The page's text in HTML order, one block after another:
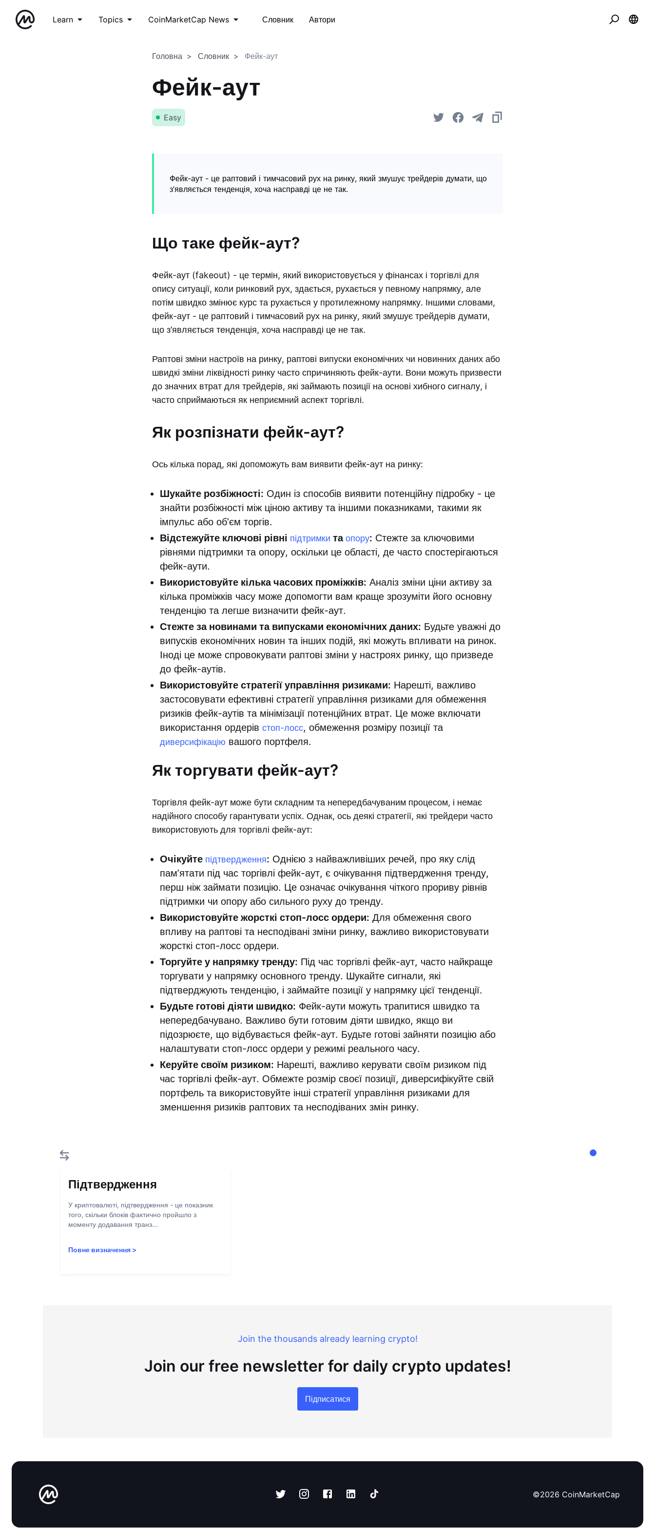
Learn Topics CoinMarketCap News Словник Автори
Головна Словник Фейк-аут
Фейк-аут
Easy
Фейк-аут - це раптовий і тимчасовий рух на ринку, який змушує трейдерів думати, що
з’являється тенденція, хоча насправді це не так.
Що таке фейк-аут?
Фейк-аут (fakeout) - це термін, який використовується у фінансах і торгівлі для
опису ситуації, коли ринковий рух, здається, рухається у певному напрямку, але
потім швидко змінює курс та рухається у протилежному напрямку. Іншими словами,
фейк-аут - це раптовий і тимчасовий рух на ринку, який змушує трейдерів думати,
що з’являється тенденція, хоча насправді це не так.
Раптові зміни настроїв на ринку, раптові випуски економічних чи новинних даних або
швидкі зміни ліквідності ринку часто спричиняють фейк-аути. Вони можуть призвести
до значних втрат для трейдерів, які займають позиції на основі хибного сигналу, і
часто сприймаються як неприємний аспект торгівлі.
Як розпізнати фейк-аут?
Ось кілька порад, які допоможуть вам виявити фейк-аут на ринку:
Шукайте розбіжності: Один із способів виявити потенційну підробку - це
знайти розбіжності між ціною активу та іншими показниками, такими як
імпульс або обʼєм торгів.
Відстежуйте ключові рівні підтримки таопору: Стежте за ключовими
рівнями підтримки та опору, оскільки це області, де часто спостерігаються
фейк-аути.
Використовуйте кілька часових проміжків: Аналіз зміни ціни активу за
кілька проміжків часу може допомогти вам краще зрозуміти його основну
тенденцію та легше визначити фейк-аут.
Стежте за новинами та випусками економічних даних: Будьте уважні до
випусків економічних новин та інших подій, які можуть впливати на ринок.
Іноді це може спровокувати раптові зміни у настроях ринку, що призведе
до фейк-аутів.
Використовуйте стратегії управління ризиками: Нарешті, важливо
застосовувати ефективні стратегії управління ризиками для обмеження
ризиків фейк-аутів та мінімізації потенційних втрат. Це може включати
використання ордерів стоп-лосс, обмеження розміру позиції та
диверсифікацію вашого портфеля.
Як торгувати фейк-аут?
Торгівля фейк-аут може бути складним та непередбачуваним процесом, і немає
надійного способу гарантувати успіх. Однак, ось деякі стратегії, які трейдери часто
використовують для торгівлі фейк-аут:
Очікуйте підтвердження: Однією з найважливіших речей, про яку слід
пам’ятати під час торгівлі фейк-аут, є очікування підтвердження тренду,
перш ніж займати позицію. Це означає очікування чіткого прориву рівнів
підтримки чи опору або сильного руху до тренду.
Використовуйте жорсткі стоп-лосс ордери: Для обмеження свого
впливу на раптові та несподівані зміни ринку, важливо використовувати
жорсткі стоп-лосс ордери.
Торгуйте у напрямку тренду: Під час торгівлі фейк-аут, часто найкраще
торгувати у напрямку основного тренду. Шукайте сигнали, які
підтверджують тенденцію, і займайте позиції у напрямку цієї тенденції.
Будьте готові діяти швидко: Фейк-аути можуть трапитися швидко та
непередбачувано. Важливо бути готовим діяти швидко, якщо ви
підозрюєте, що відбувається фейк-аут. Будьте готові зайняти позицію або
налаштувати стоп-лосс ордери у режимі реального часу.
Керуйте своїм ризиком: Нарешті, важливо керувати своїм ризиком під
час торгівлі фейк-аут. Обмежте розмір своєї позиції, диверсифікуйте свій
портфель та використовуйте інші стратегії управління ризиками для
зменшення ризиків раптових та несподіваних змін ринку.
Підтвердження
У криптовалюті, підтвердження - це показник
того, скільки блоків фактично пройшло з
моменту додавання транз...
Повне визначення >
Join the thousands already learning crypto!
Join our free newsletter for daily crypto updates!
Підписатися
©2026 CoinMarketCap